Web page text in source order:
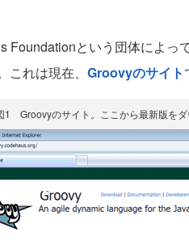
Foundationという団体によっ
れは現在、 Groovyのサイト
1 Groovyのサイト。ここから最新版をダ